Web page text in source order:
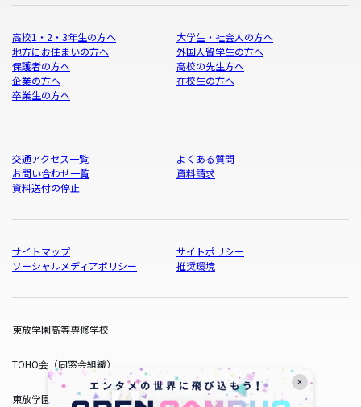
高校1・2・3年生の方へ
大学生・社会人の方へ
地方にお住まいの方へ
外国人留学生の方へ
保護者の方へ
高校の先生方へ
企業の方へ
在校生の方へ
卒業生の方へ
交通アクセス一覧
よくある質問
お問い合わせ一覧
資料請求
資料送付の停止
サイトマップ
サイトポリシー
ソーシャルメディアポリシー
推奨環境
東放学園高等専修学校
TOHO会（同窓会組織）
東放学園サービス